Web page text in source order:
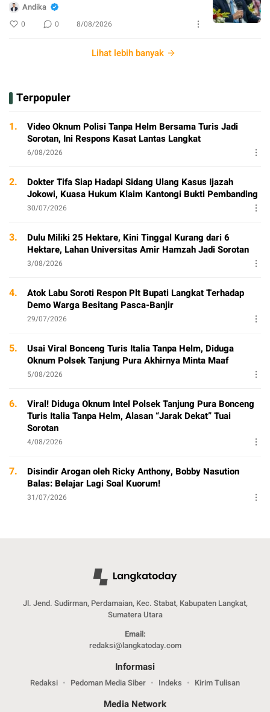
Andika
0 0 8/08/2026
Lihat lebih banyak
Terpopuler
1.
Video Oknum Polisi Tanpa Helm Bersama Turis Jadi
Sorotan, Ini Respons Kasat Lantas Langkat
6/08/2026
2.
Dokter Tifa Siap Hadapi Sidang Ulang Kasus Ijazah
Jokowi, Kuasa Hukum Klaim Kantongi Bukti Pembanding
30/07/2026
3.
Dulu Miliki 25 Hektare, Kini Tinggal Kurang dari 6
Hektare, Lahan Universitas Amir Hamzah Jadi Sorotan
3/08/2026
4.
Atok Labu Soroti Respon Plt Bupati Langkat Terhadap
Demo Warga Besitang Pasca-Banjir
29/07/2026
5.
Usai Viral Bonceng Turis Italia Tanpa Helm, Diduga
Oknum Polsek Tanjung Pura Akhirnya Minta Maaf
5/08/2026
6.
Viral! Diduga Oknum Intel Polsek Tanjung Pura Bonceng
Turis Italia Tanpa Helm, Alasan “Jarak Dekat” Tuai
Sorotan
4/08/2026
7.
Disindir Arogan oleh Ricky Anthony, Bobby Nasution
Balas: Belajar Lagi Soal Kuorum!
31/07/2026
Jl. Jend. Sudirman, Perdamaian, Kec. Stabat, Kabupaten Langkat,
Sumatera Utara
Email:
redaksi@langkatoday.com
Informasi
Redaksi Pedoman Media Siber Indeks Kirim Tulisan
Media Network